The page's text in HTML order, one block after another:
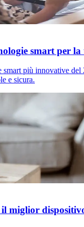
smart per la
smart più innovative del
e sicura.
il miglior